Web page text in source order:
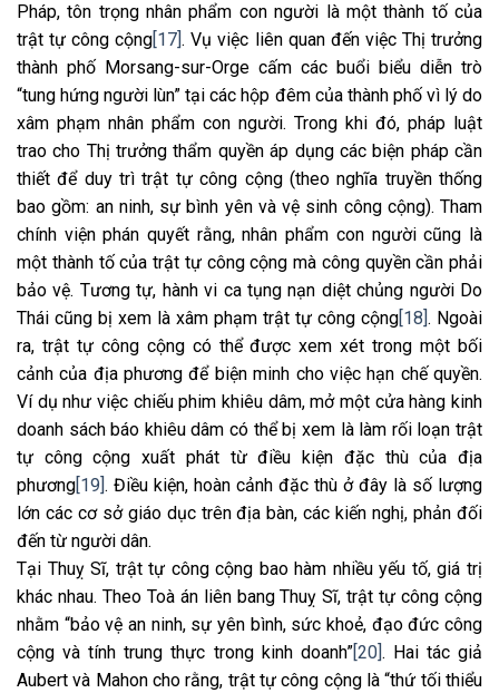
Pháp, tôn trọng nhân phẩm con người là một thành tố của
trật tự công cộng [17]. Vụ việc liên quan đến việc Thị trưởng
thành phố Morsang-sur-Orge cấm các buổi biểu diễn trò
“tung hứng người lùn” tại các hộp đêm của thành phố vì lý do
xâm phạm nhân phẩm con người. Trong khi đó, pháp luật
trao cho Thị trưởng thẩm quyền áp dụng các biện pháp cần
thiết để duy trì trật tự công cộng (theo nghĩa truyền thống
bao gồm: an ninh, sự bình yên và vệ sinh công cộng). Tham
chính viện phán quyết rằng, nhân phẩm con người cũng là
một thành tố của trật tự công cộng mà công quyền cần phải
bảo vệ. Tương tự, hành vi ca tụng nạn diệt chủng người Do
Thái cũng bị xem là xâm phạm trật tự công cộng [18] . Ngoài
ra, trật tự công cộng có thể được xem xét trong một bối
cảnh của địa phương để biện minh cho việc hạn chế quyền.
Ví dụ như việc chiếu phim khiêu dâm, mở một cửa hàng kinh
doanh sách báo khiêu dâm có thể bị xem là làm rối loạn trật
tự công cộng xuất phát từ điều kiện đặc thù của địa
phương [19] . Điều kiện, hoàn cảnh đặc thù ở đây là số lượng
lớn các cơ sở giáo dục trên địa bàn, các kiến nghị, phản đối
đến từ người dân.
Tại Thuỵ Sĩ, trật tự công cộng bao hàm nhiều yếu tố, giá trị
khác nhau. Theo Toà án liên bang Thuỵ Sĩ, trật tự công cộng
nhằm “bảo vệ an ninh, sự yên bình, sức khoẻ, đạo đức công
cộng và tính trung thực trong kinh doanh”[20] . Hai tác giả
Aubert và Mahon cho rằng, trật tự công cộng là “thứ tối thiểu